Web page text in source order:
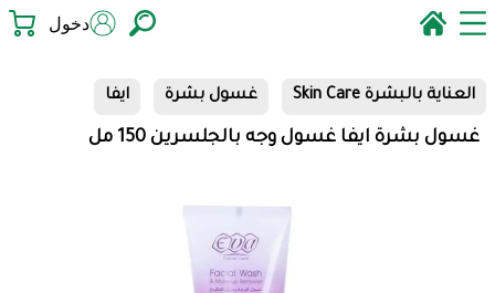
دخول
العناية بالبشرة Skin Care غسول بشرة ايفا
غسول بشرة ايفا غسول وجه بالجلسرين 150 مل